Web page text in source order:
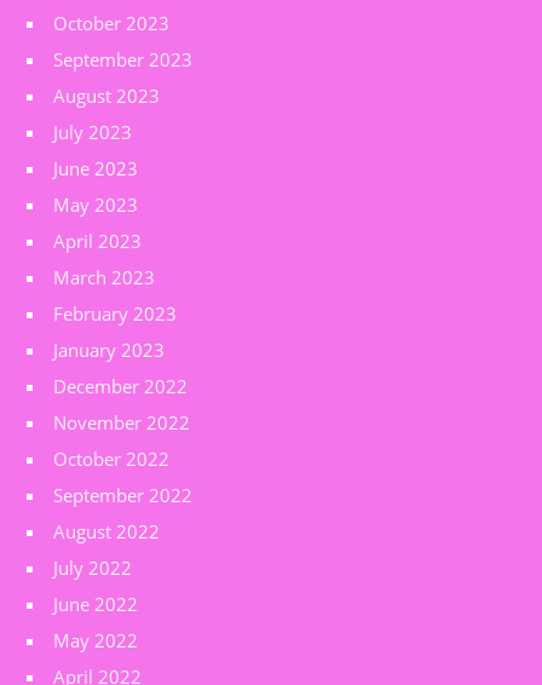
October 2023
September 2023
August 2023
July 2023
June 2023
May 2023
April 2023
March 2023
February 2023
January 2023
December 2022
November 2022
October 2022
September 2022
August 2022
July 2022
June 2022
May 2022
April 2022